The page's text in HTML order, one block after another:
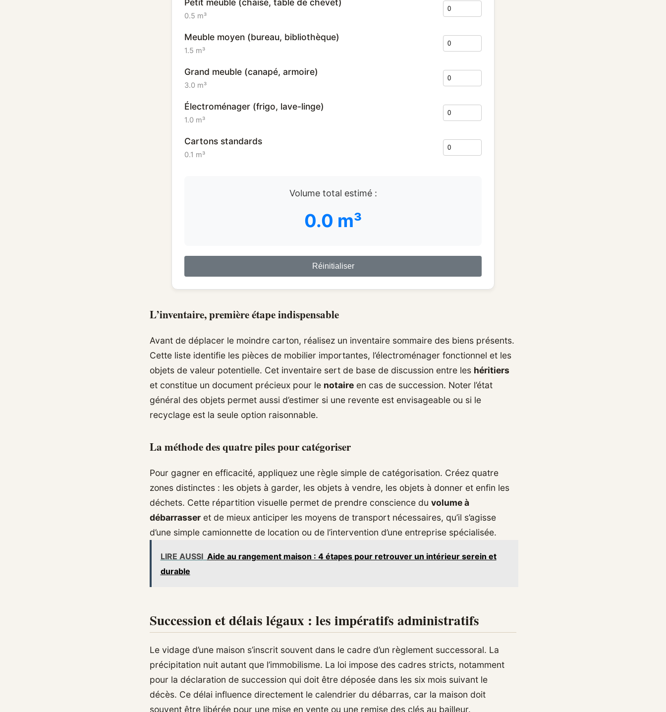
Petit meuble (chaise, table de chevet)
0.5 m³
Meuble moyen (bureau, bibliothèque)
1.5 m³
Grand meuble (canapé, armoire)
3.0 m³
Électroménager (frigo, lave-linge)
1.0 m³
Cartons standards
0.1 m³
Volume total estimé :
0.0 m³
Réinitialiser
L’inventaire, première étape indispensable
Avant de déplacer le moindre carton, réalisez un inventaire sommaire des biens présents.
Cette liste identifie les pièces de mobilier importantes, l’électroménager fonctionnel et les
objets de valeur potentielle. Cet inventaire sert de base de discussion entre les héritiers
et constitue un document précieux pour le notaire en cas de succession. Noter l’état
général des objets permet aussi d’estimer si une revente est envisageable ou si le
recyclage est la seule option raisonnable.
La méthode des quatre piles pour catégoriser
Pour gagner en efficacité, appliquez une règle simple de catégorisation. Créez quatre
zones distinctes : les objets à garder, les objets à vendre, les objets à donner et enfin les
déchets. Cette répartition visuelle permet de prendre conscience du volume à
débarrasser et de mieux anticiper les moyens de transport nécessaires, qu’il s’agisse
d’une simple camionnette de location ou de l’intervention d’une entreprise spécialisée.
LIRE AUSSI Aide au rangement maison : 4 étapes pour retrouver un intérieur serein et
durable
Succession et délais légaux : les impératifs administratifs
Le vidage d’une maison s’inscrit souvent dans le cadre d’un règlement successoral. La
précipitation nuit autant que l’immobilisme. La loi impose des cadres stricts, notamment
pour la déclaration de succession qui doit être déposée dans les six mois suivant le
décès. Ce délai influence directement le calendrier du débarras, car la maison doit
souvent être libérée pour une mise en vente ou une remise des clés au bailleur.